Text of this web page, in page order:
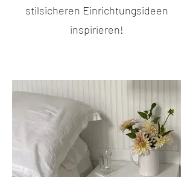
stilsicheren Einrichtungsideen
inspirieren!